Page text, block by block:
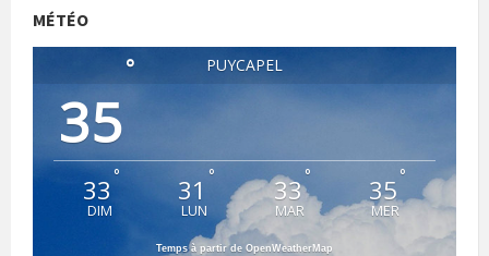
MÉTÉO
PUYCAPEL
35
°
33 °
DIM
31 °
LUN
33°
MAR
35 °
MER
Temps à partir de OpenWeatherMap